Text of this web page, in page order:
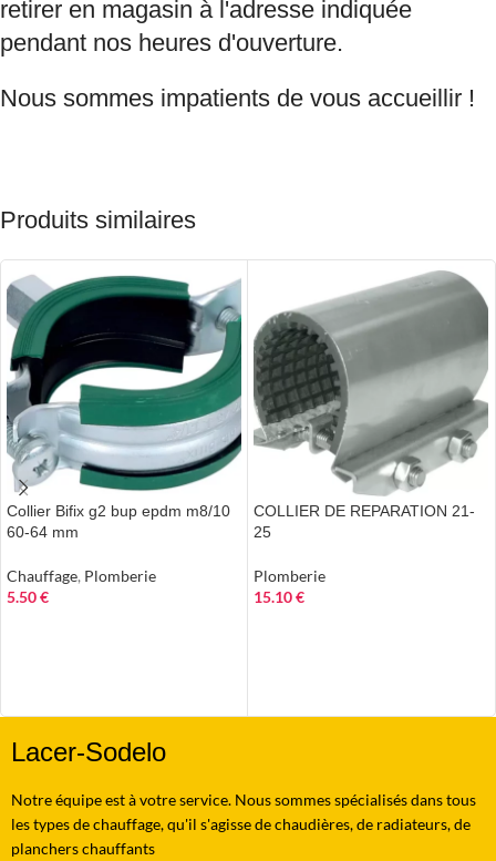
retirer en magasin à l'adresse indiquée
pendant nos heures d'ouverture.
Nous sommes impatients de vous accueillir !
Produits similaires
Collier Bifix g2 bup epdm m8/10
60-64 mm
Chauffage, Plomberie
5.50€
COLLIER DE REPARATION 21-
25
Plomberie
15.10€
Lacer-Sodelo
Notre équipe est à votre service. Nous sommes spécialisés dans tous
les types de chauffage, qu'il s'agisse de chaudières, de radiateurs, de
planchers chauffants